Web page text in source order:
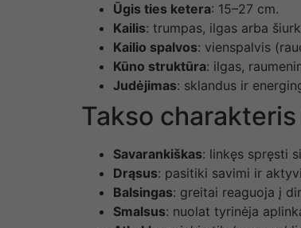
Ūgis ties ketera: 15–27 cm.
Kailis: trumpas, ilgas arba
Kailio spalvos: vienspalvis
Kūno struktūra: ilgas,
Judėjimas: sklandus ir
Takso
Savarankiškas: linkęs spręsti
Drąsus: pasitiki savimi ir
Balsingas: greitai reaguoja į
Smalsus: nuolat tyrinėja